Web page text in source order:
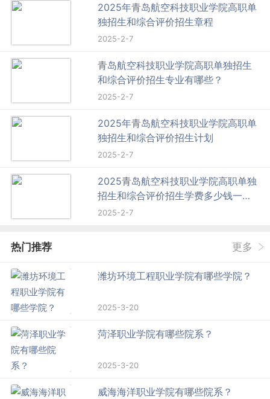
2025年青岛航空科技职业学院高职单
独招生和综合评价招生章程
2025-2-7
青岛航空科技职业学院高职单独招生
和综合评价招生专业有哪些？
2025-2-7
2025年青岛航空科技职业学院高职单
独招生和综合评价招生计划
2025-2-7
2025青岛航空科技职业学院高职单独
招生和综合评价招生学费多少钱一年-
各专业收费标准
2025-2-7
热门推荐 更多
潍坊环境工程职业学院有哪些学院？
2025-3-20
菏泽职业学院有哪些院系？
2025-3-20
威海海洋职业学院有哪些院系？